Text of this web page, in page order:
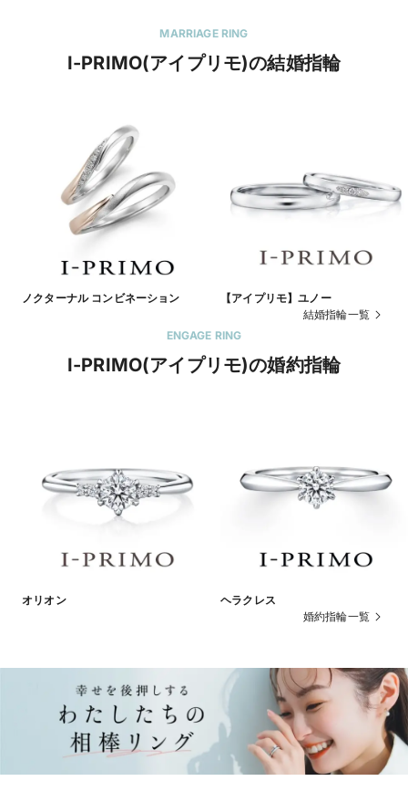
MARRIAGE RING
I-PRIMO(アイプリモ)の結婚指輪
ノクターナル コンビネーション
【アイプリモ】ユノー
結婚指輪一覧
ENGAGE RING
I-PRIMO(アイプリモ)の婚約指輪
オリオン
ヘラクレス
婚約指輪一覧